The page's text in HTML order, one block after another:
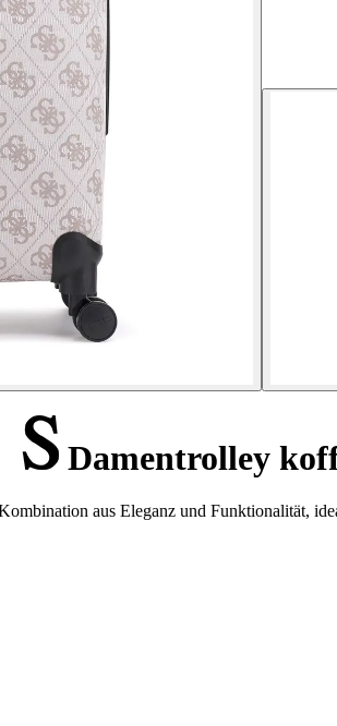
Damentrolley
aus Eleganz und Funktionalität,